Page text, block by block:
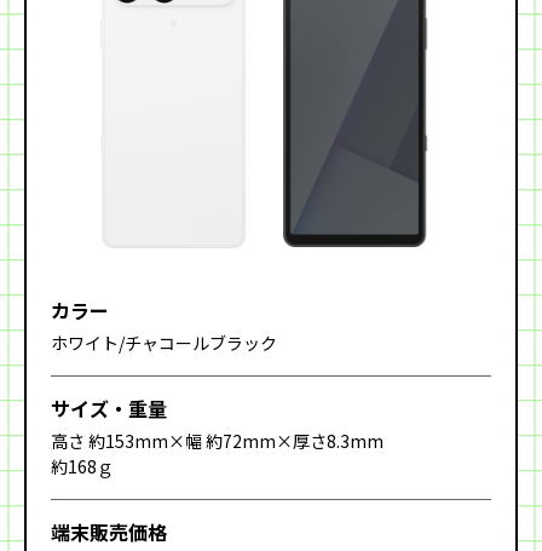
カラー
ホワイト/チャコールブラック
サイズ・重量
高さ 約153mm×幅 約72mm×厚さ8.3mm
約168ｇ
端末販売価格